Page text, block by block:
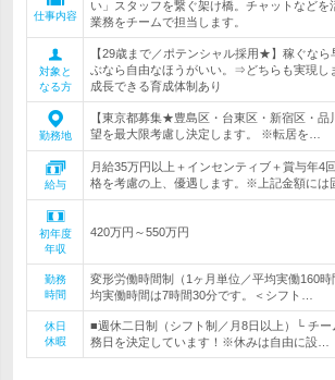
仕事内容
い」スタッフを繋ぐ架け橋。チャットなどを
業務をチームで担当します。
対象と
なる方
【29歳まで／ポテンシャル採用★】稼ぐなら
ぶなら自由なほうがいい。⇒どちらも実現し
成長できる育成体制あり
勤務地
【東京都募集★豊島区・台東区・新宿区・
望を最大限考慮し決定します。 ※転居を…
給与
月給35万円以上＋インセンティブ＋賞与年4
格を考慮の上、優遇します。※上記金額には
初年度
年収
420万円～550万円
勤務
時間
変形労働時間制（1ヶ月単位／平均実働160
均実働時間は7時間30分です。＜シフト…
休日
休暇
■週休二日制（シフト制／月8日以上）└ チ
務日を決定しています！※休みは自由に設…